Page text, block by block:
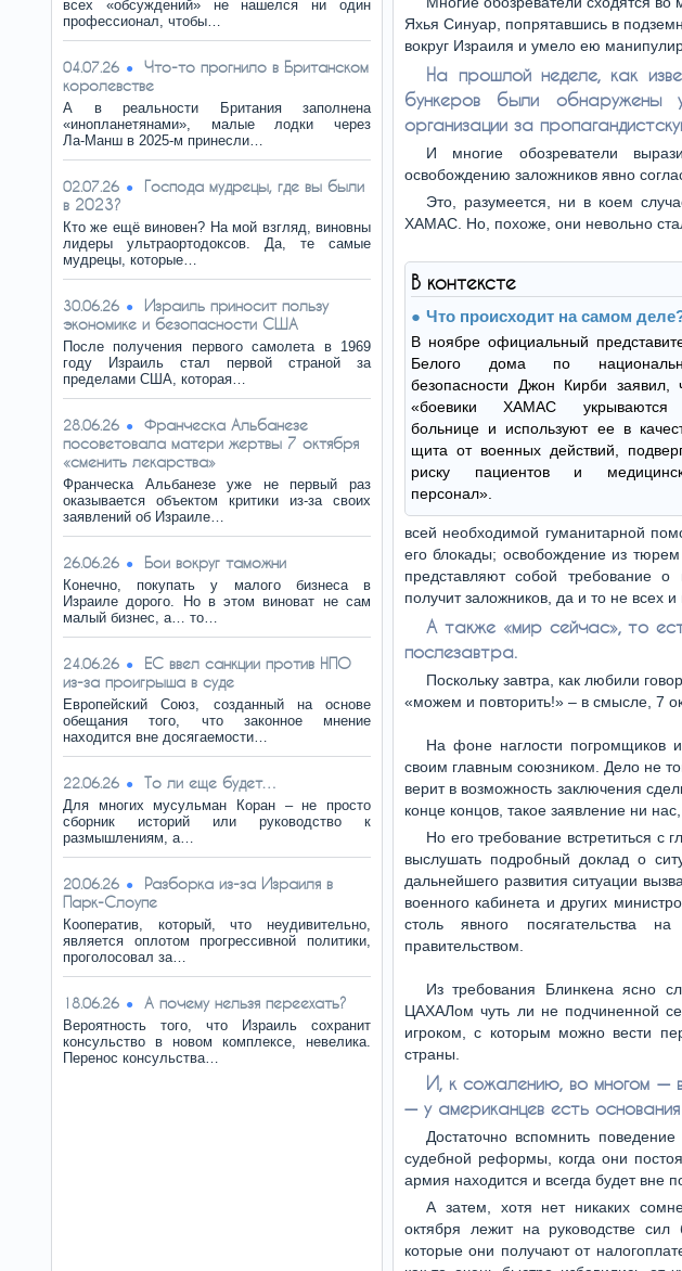
всех «обсуждений» не нашелся ни один
профессионал, чтобы…
04.07.26
Что-то прогнило в Британском
королевстве
А в реальности Британия заполнена
«инопланетянами», малые лодки через
Ла‑Манш в 2025‑м принесли…
02.07.26
Господа мудрецы, где вы были
в 2023?
Кто же ещё виновен? На мой взгляд, виновны
лидеры ультраортодоксов. Да, те самые
мудрецы, которые…
30.06.26
Израиль приносит пользу
экономике и безопасности США
После получения первого самолета в 1969
году Израиль стал первой страной за
пределами США, которая…
28.06.26
Франческа Альбанезе
посоветовала матери жертвы 7 октября
«сменить лекарства»
Франческа Альбанезе уже не первый раз
оказывается объектом критики из-за своих
заявлений об Израиле…
26.06.26 Бои вокруг таможни
Конечно, покупать у малого бизнеса в
Израиле дорого. Но в этом виноват не сам
малый бизнес, а… то…
24.06.26
ЕС ввел санкции против НПО
из-за проигрыша в суде
Европейский Союз, созданный на основе
обещания того, что законное мнение
находится вне досягаемости…
22.06.26 То ли еще будет…
Для многих мусульман Коран – не просто
сборник историй или руководство к
размышлениям, а…
20.06.26
Разборка из-за Израиля в
Парк-Слоупе
Кооператив, который, что неудивительно,
является оплотом прогрессивной политики,
проголосовал за…
18.06.26 А почему нельзя переехать?
Вероятность того, что Израиль сохранит
консульство в новом комплексе, невелика.
Перенос консульства…
Яхья Синуар, попрятавшись в
вокруг Израиля и умело ею
На прошлой неделе, как
бункеров были обнаружены
организации за
И многие обозреватели
освобождению заложников явно
Это, разумеется, ни в коем
ХАМАС. Но, похоже, они невольно
В контексте
Что происходит на самом
В ноябре официальный
Белого дома по
безопасности Джон Кирби заявил,
«боевики ХАМАС
больнице и используют ее в
щита от военных действий,
риску пациентов и
персонал».
всей необходимой гуманитарной
его блокады; освобождение из
представляют собой требование
получит заложников, да и то не всех и
А также «мир сейчас», то
послезавтра.
Поскольку завтра, как любили
«можем и повторить!» – в смысле, 7
На фоне наглости погромщиков
своим главным союзником. Дело не
верит в возможность заключения
конце концов, такое заявление ни
Но его требование встретиться с
выслушать подробный доклад о
дальнейшего развития ситуации
военного кабинета и других
столь явного посягательства
правительством.
Из требования Блинкена ясно
ЦАХАЛом чуть ли не подчиненной
игроком, с которым можно вести
страны.
И, к сожалению, во многом —
— у американцев есть
Достаточно вспомнить
судебной реформы, когда они
армия находится и всегда будет вне
А затем, хотя нет никаких
октября лежит на руководстве сил
которые они получают от